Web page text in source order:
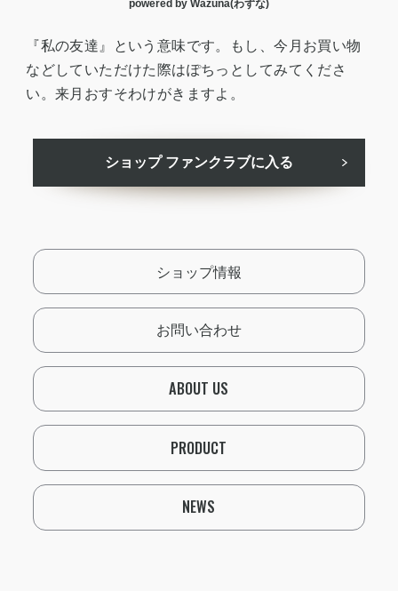
powered by Wazuna(わずな)
『私の友達』という意味です。もし、今月お買い物
などしていただけた際はぽちっとしてみてくださ
い。来月おすそわけがきますよ。
ショップ ファンクラブに入る
ショップ情報
お問い合わせ
ABOUT US
PRODUCT
NEWS